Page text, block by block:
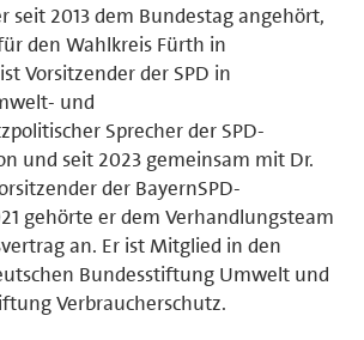
seit 2013 dem Bundestag angehört,
den Wahlkreis Fürth in
Vorsitzender der SPD in
und
Sprecher der SPD-
und seit 2023 gemeinsam mit Dr.
der BayernSPD-
gehörte er dem Verhandlungsteam
an. Er ist Mitglied in den
Bundesstiftung Umwelt und
Verbraucherschutz.